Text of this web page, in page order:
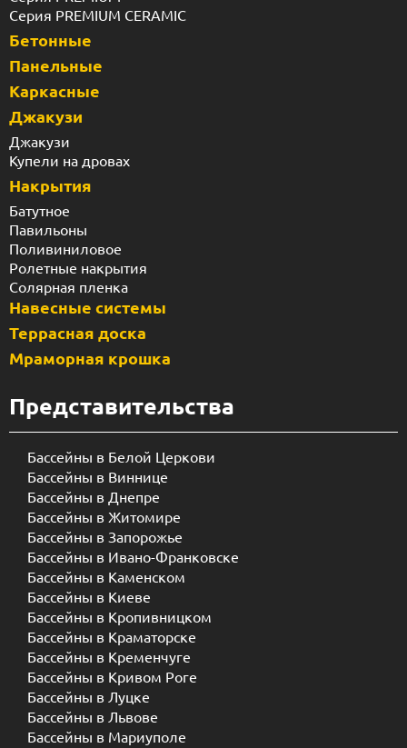
Серия PREMIUM CERAMIC
Бетонные
Панельные
Каркасные
Джакузи
Джакузи
Купели на дровах
Накрытия
Батутное
Павильоны
Поливиниловое
Ролетные накрытия
Солярная пленка
Навесные системы
Террасная доска
Мраморная крошка
Представительства
Бассейны в Белой Церкови
Бассейны в Виннице
Бассейны в Днепре
Бассейны в Житомире
Бассейны в Запорожье
Бассейны в Ивано-Франковске
Бассейны в Каменском
Бассейны в Киеве
Бассейны в Кропивницком
Бассейны в Краматорске
Бассейны в Кременчуге
Бассейны в Кривом Роге
Бассейны в Луцке
Бассейны в Львове
Бассейны в Мариуполе